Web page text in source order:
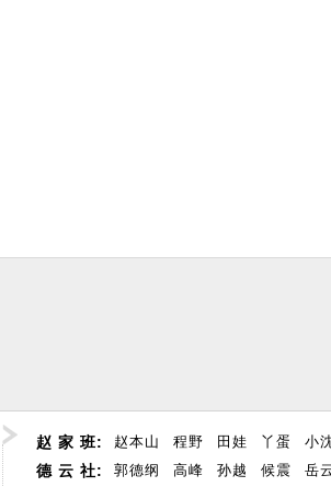
赵 家 班:
德 云 社:
赵本山 程野 田娃 丫蛋 小
郭德纲
高峰 孙越 候震 岳